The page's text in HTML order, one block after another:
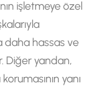
işletmeye özel
daha hassas ve
Diğer yandan,
yanı